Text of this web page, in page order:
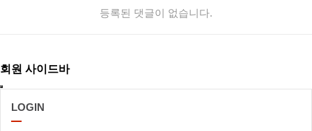
등록된 댓글이 없습니다.
회원 사이드바
LOGIN